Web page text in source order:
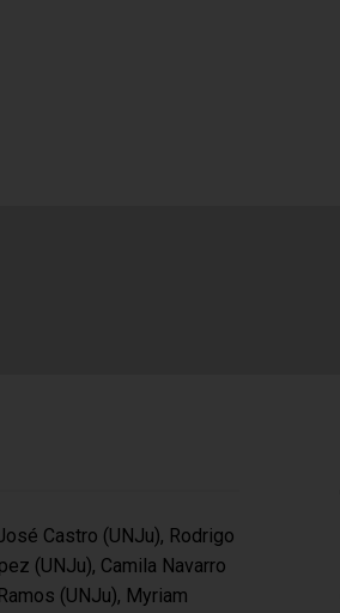
Castro (UNJu), Rodrigo
(UNJu), Camila Navarro
(UNJu), Myriam